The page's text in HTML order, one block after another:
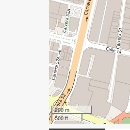
200 m
500 ft